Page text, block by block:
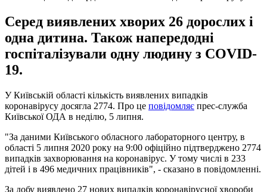
Серед виявлених хворих 26 дорослих і
одна дитина. Також напередодні
госпіталізували одну людину з COVID-
19.
У Київській області кількість виявлених випадків
коронавірусу досягла 2774. Про це повідомляє прес-служба
Київської ОДА в неділю, 5 липня.
"За даними Київського обласного лабораторного центру, в
області 5 липня 2020 року на 9:00 офіційно підтверджено 2774
випадків захворювання на коронавірус. У тому числі в 233
дітей і в 496 медичних працівників", - сказано в повідомленні.
За добу виявлено 27 нових випадків коронавірусної хвороби